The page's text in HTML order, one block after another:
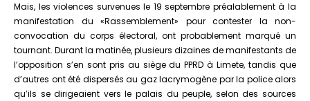
Mais, les violences survenues le 19 septembre préalablement à la
manifestation du «Rassemblement» pour contester la non-
convocation du corps électoral, ont probablement marqué un
tournant. Durant la matinée, plusieurs dizaines de manifestants de
l’opposition s’en sont pris au siège du PPRD à Limete, tandis que
d’autres ont été dispersés au gaz lacrymogène par la police alors
qu’ils se dirigeaient vers le palais du peuple, selon des sources